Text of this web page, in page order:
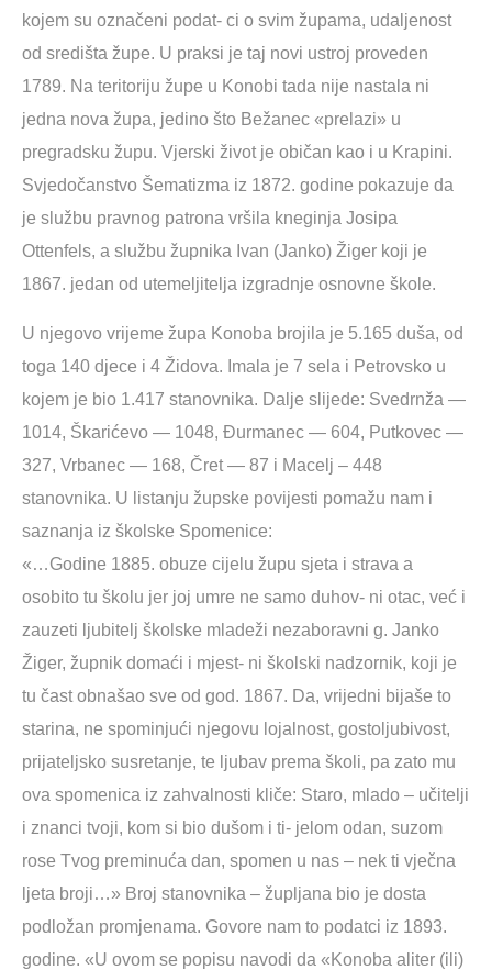
kojem su označeni podat- ci o svim župama, udaljenost
od središta župe. U praksi je taj novi ustroj proveden
1789. Na teritoriju župe u Konobi tada nije nastala ni
jedna nova župa, jedino što Bežanec «prelazi» u
pregradsku župu. Vjerski život je običan kao i u Krapini.
Svjedočanstvo Šematizma iz 1872. godine pokazuje da
je službu pravnog patrona vršila kneginja Josipa
Ottenfels, a službu župnika Ivan (Janko) Žiger koji je
1867. jedan od utemeljitelja izgradnje osnovne škole.
U njegovo vrijeme župa Konoba brojila je 5.165 duša, od
toga 140 djece i 4 Židova. Imala je 7 sela i Petrovsko u
kojem je bio 1.417 stanovnika. Dalje slijede: Svedrnža —
1014, Škarićevo — 1048, Đurmanec — 604, Putkovec —
327, Vrbanec — 168, Čret — 87 i Macelj – 448
stanovnika. U listanju župske povijesti pomažu nam i
saznanja iz školske Spomenice:
«…Godine 1885. obuze cijelu župu sjeta i strava a
osobito tu školu jer joj umre ne samo duhov- ni otac, već i
zauzeti ljubitelj školske mladeži nezaboravni g. Janko
Žiger, župnik domaći i mjest- ni školski nadzornik, koji je
tu čast obnašao sve od god. 1867. Da, vrijedni bijaše to
starina, ne spominjući njegovu lojalnost, gostoljubivost,
prijateljsko susretanje, te ljubav prema školi, pa zato mu
ova spomenica iz zahvalnosti kliče: Staro, mlado – učitelji
i znanci tvoji, kom si bio dušom i ti- jelom odan, suzom
rose Tvog preminuća dan, spomen u nas – nek ti vječna
ljeta broji…» Broj stanovnika – župljana bio je dosta
podložan promjenama. Govore nam to podatci iz 1893.
godine. «U ovom se popisu navodi da «Konoba aliter (ili)